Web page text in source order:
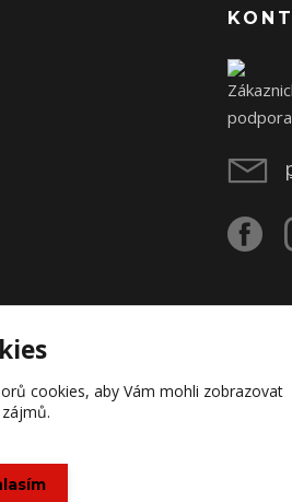
cookies, aby Vám mohli zobrazovat